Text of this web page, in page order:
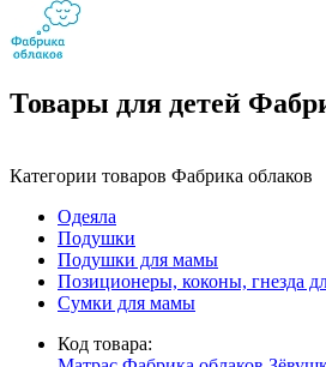
Товары для детей
Категории товаров Фабрика облаков
Одеяла
Подушки
Подушки для мамы
Позиционеры, коконы, гнезда
Сумки для мамы
Код товара: